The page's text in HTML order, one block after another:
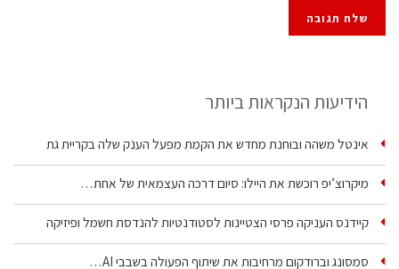
הידיעות הנקראות ביותר
אינטל משהה ובוחנת מחדש את הקמת מפעל הענק שלה בקריית גת
מיקרוצ’יפ רוכשת את היילו: סיום דרכה העצמאית של אחת…
קיידנס העניקה פרסי הצטיינות לסטודנטיות להנדסת חשמל ופיזיקה
סמסונג וברודקום מרחיבות את שיתוף הפעולה בשבבי AI…